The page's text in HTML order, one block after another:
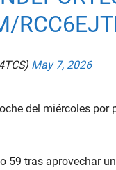
May 7, 2026
del miércoles
59 tras aprovechar